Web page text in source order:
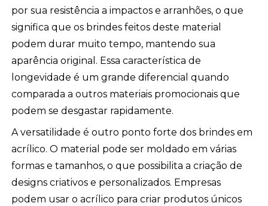
por sua resistência a impactos e arranhões, o que
significa que os brindes feitos deste material
podem durar muito tempo, mantendo sua
aparência original. Essa característica de
longevidade é um grande diferencial quando
comparada a outros materiais promocionais que
podem se desgastar rapidamente.
A versatilidade é outro ponto forte dos brindes em
acrílico. O material pode ser moldado em várias
formas e tamanhos, o que possibilita a criação de
designs criativos e personalizados. Empresas
podem usar o acrílico para criar produtos únicos